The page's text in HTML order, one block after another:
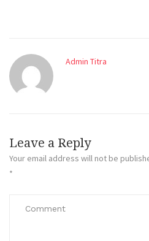
Admin Titra
Leave a Reply
Your email address will not be
*